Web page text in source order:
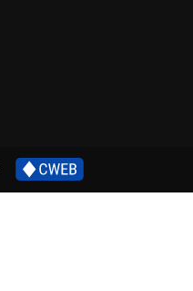
cweb.by